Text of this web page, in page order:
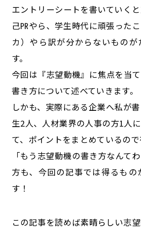
公式SNSはこちら
エントリーシートを書いていく
己㏚やら、学生時代に頑張った
カ）やら訳が分からないものが
す。
今回は『志望動機』に焦点を当
書き方について述べていきます。
しかも、実際にある企業へ私が
生2人、人材業界の人事の方1人
て、ポイントをまとめているので
「もう志望動機の書き方なんて
方も、今回の記事では得るもの
す！
この記事を読めば素晴らしい志